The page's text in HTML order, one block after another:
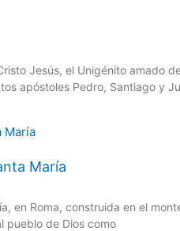
Jesús, el Unigénito amado
apóstoles Pedro, Santiago y
María
en Roma, construida en el
pueblo de Dios como